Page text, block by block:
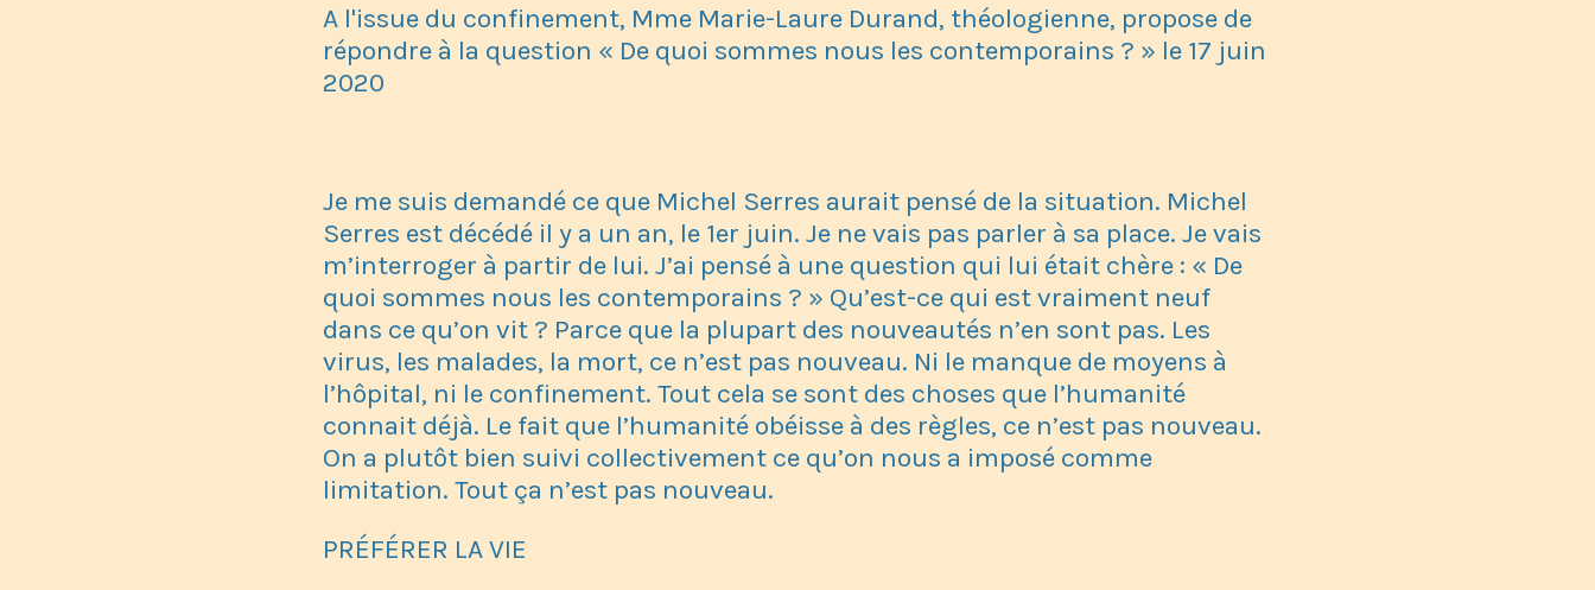
A l'issue du confinement, Mme Marie-Laure Durand, théologienne, propose de
répondre à la question « De quoi sommes nous les contemporains ? » le 17 juin
2020
Je me suis demandé ce que Michel Serres aurait pensé de la situation. Michel
Serres est décédé il y a un an, le 1er juin. Je ne vais pas parler à sa place. Je vais
m’interroger à partir de lui. J’ai pensé à une question qui lui était chère : « De
quoi sommes nous les contemporains ? » Qu’est-ce qui est vraiment neuf
dans ce qu’on vit ? Parce que la plupart des nouveautés n’en sont pas. Les
virus, les malades, la mort, ce n’est pas nouveau. Ni le manque de moyens à
l’hôpital, ni le confinement. Tout cela se sont des choses que l’humanité
connait déjà. Le fait que l’humanité obéisse à des règles, ce n’est pas nouveau.
On a plutôt bien suivi collectivement ce qu’on nous a imposé comme
limitation. Tout ça n’est pas nouveau.
PRÉFÉRER LA VIE